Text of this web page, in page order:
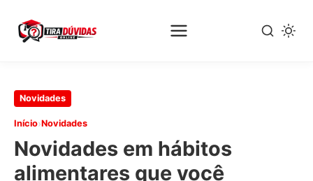
Pular
conteúdo
principal
Novidades
Início›Novidades
Novidades em hábitos
alimentares que você